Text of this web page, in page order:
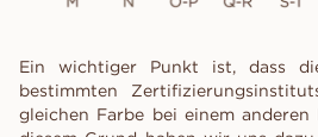
Ein wichtiger Punkt ist, dass
bestimmten
gleichen Farbe bei einem